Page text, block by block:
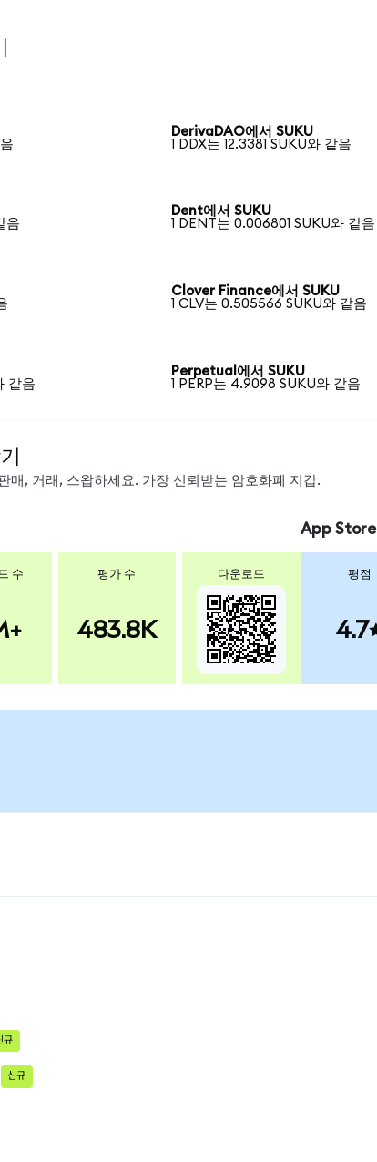
DerivaDAO에서 SUKU
1 DDX는 12.3381 SUKU와 같음
음
Dent에서 SUKU
1 DENT는 0.006801 SUKU와 같음
Clover Finance에서 SUKU
1 CLV는 0.505566 SUKU와 같음
같음
Perpetual에서 SUKU
1 PERP는 4.9098 SUKU와 같음
매, 거래, 스왑하세요. 가장 신뢰받는 암호화폐 지갑.
수 평가 수
483.8K
다운로드
App Store
평점
4.7
규
신규